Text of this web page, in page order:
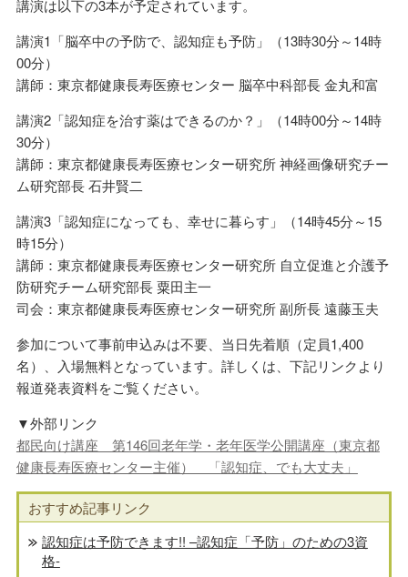
講演は以下の3本が予定されています。
講演1「脳卒中の予防で、認知症も予防」（13時30分～14時
00分）
講師：東京都健康長寿医療センター 脳卒中科部長 金丸和富
講演2「認知症を治す薬はできるのか？」（14時00分～14時
30分）
講師：東京都健康長寿医療センター研究所 神経画像研究チー
ム研究部長 石井賢二
講演3「認知症になっても、幸せに暮らす」（14時45分～15
時15分）
講師：東京都健康長寿医療センター研究所 自立促進と介護予
防研究チーム研究部長 粟田主一
司会：東京都健康長寿医療センター研究所 副所長 遠藤玉夫
参加について事前申込みは不要、当日先着順（定員1,400
名）、入場無料となっています。詳しくは、下記リンクより
報道発表資料をご覧ください。
▼外部リンク
都民向け講座 第146回老年学・老年医学公開講座（東京都
健康長寿医療センター主催） 「認知症、でも大丈夫」
おすすめ記事リンク
認知症は予防できます!! –認知症「予防」のための3資
格-